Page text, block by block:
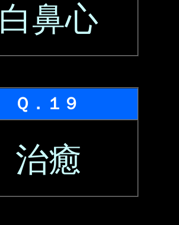
白鼻心
Ｑ．１９
治癒